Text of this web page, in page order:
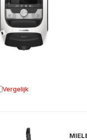
Vergelijk aan vergelijking